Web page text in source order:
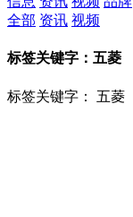
全部 资讯 视频
标签关键字： 五菱
标签关键字： 五菱